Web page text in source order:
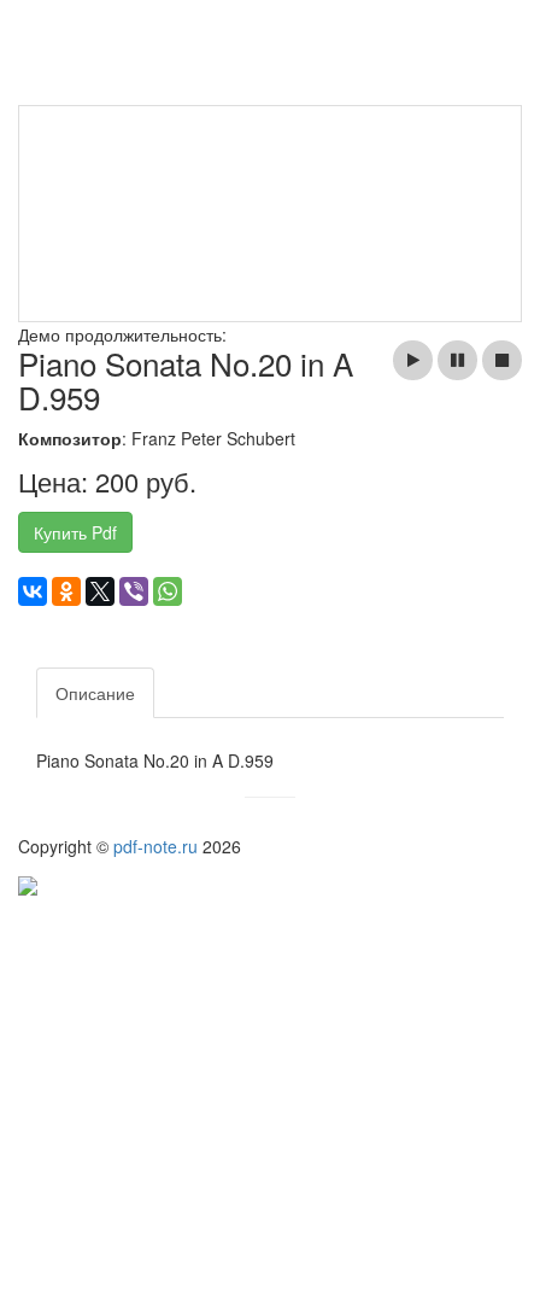
Демо продолжительность:
Piano Sonata No.20 in A
D.959
Композитор: Franz Peter Schubert
Цена: 200 руб.
Купить Pdf
Описание
Piano Sonata No.20 in A D.959
Copyright © pdf-note.ru 2026